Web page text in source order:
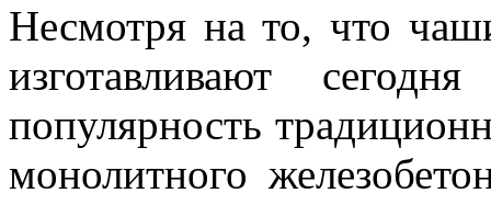
Несмотря на то, что
изготавливают
популярность
монолитного